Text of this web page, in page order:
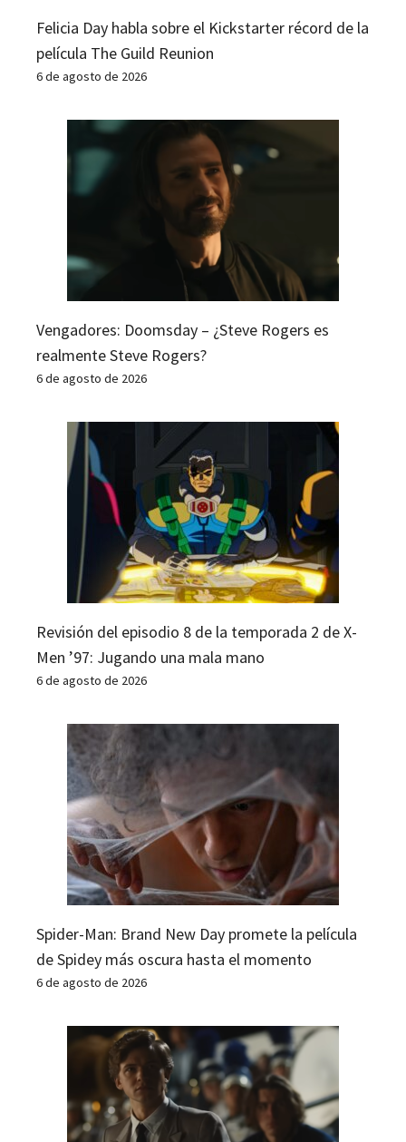
Felicia Day habla sobre el Kickstarter récord de la
película The Guild Reunion
6 de agosto de 2026
Vengadores: Doomsday – ¿Steve Rogers es
realmente Steve Rogers?
6 de agosto de 2026
Revisión del episodio 8 de la temporada 2 de X-
Men ’97: Jugando una mala mano
6 de agosto de 2026
Spider-Man: Brand New Day promete la película
de Spidey más oscura hasta el momento
6 de agosto de 2026